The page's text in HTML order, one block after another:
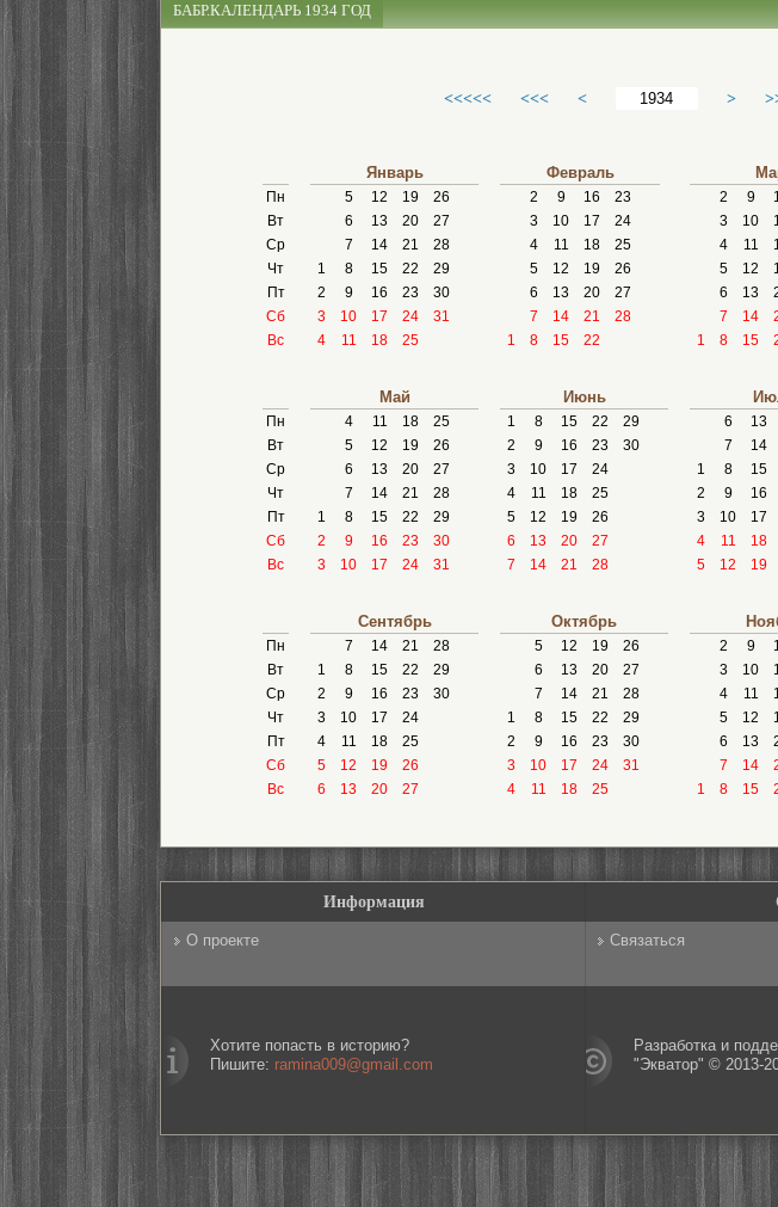
БАБР.КАЛЕНДАРЬ 1934 ГОД
<<<<< <<< < >
Пн
Вт
Ср
Чт
Пт
Сб
Вс
Январь
5 12 19
26
6
13 20
27
7
14 21
28
1
8 15 22
29
2
9 16 23
30
3
10 17 24
31
4
11 18 25
Февраль
2 9 16
23
3
10 17
24
4
11 18
25
5
12 19
26
6
13 20
27
7
14 21
28
1
8 15 22
2 9
3
10
4
11
5
12
6
13
7
14
1
8 15
Пн
Вт
Ср
Чт
Пт
Сб
Вс
Май
4 11 18
25
5
12 19
26
6
13 20
27
7
14 21
28
1
8 15 22
29
2
9 16 23
30
3
10 17 24 31
Июнь
1 8 15 22
29
2
9 16 23
30
3
10 17
24
4
11 18
25
5
12 19
26
6
13 20
27
7
14 21 28
6 13
7
14
1
8 15
2
9 16
3
10 17
4
11 18
5
12 19
Пн
Вт
Ср
Чт
Пт
Сб
Вс
Сентябрь
7 14 21
28
1
8 15 22
29
2
9 16 23
30
3
10 17
24
4
11 18
25
5
12 19
26
6
13 20 27
Октябрь
5 12 19
26
6
13 20
27
7
14 21
28
1
8 15 22
29
2
9 16 23
30
3
10 17 24
31
4
11 18 25
2 9
3
10
4
11
5
12
6
13
7
14
1
8 15
Информация
О проекте Связаться
Хотите попасть в историю?
Пишите: ramina009@gmail.com
Разработка и
"Экватор" © 2013-